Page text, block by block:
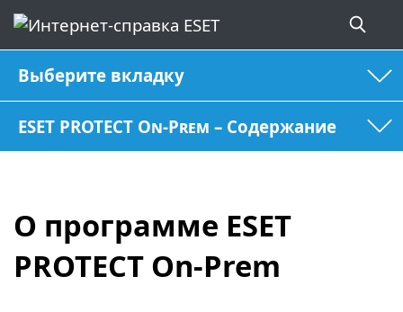
Выберите вкладку
ESET PROTECT On-Prem – Содержание
О программе ESET
PROTECT On-Prem